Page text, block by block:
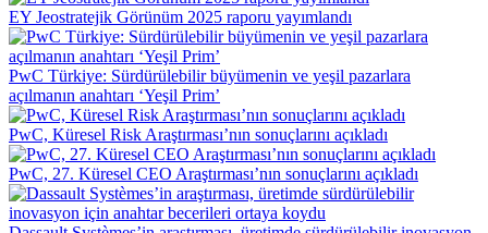
EY Jeostratejik Görünüm 2025 raporu yayımlandı
PwC Türkiye: Sürdürülebilir büyümenin ve yeşil pazarlara
açılmanın anahtarı ‘Yeşil Prim’
PwC, Küresel Risk Araştırması’nın sonuçlarını açıkladı
PwC, 27. Küresel CEO Araştırması’nın sonuçlarını açıkladı